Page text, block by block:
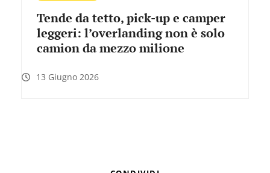
Tende da tetto, pick-up e camper
leggeri: l’overlanding non è solo
camion da mezzo milione
13 Giugno 2026